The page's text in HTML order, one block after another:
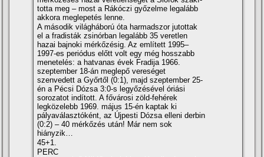
totta meg – most a Rákóczi győzelme legalább
akkora meglepetés lenne.
A második világháború óta harmadszor jutottak
el a fradisták zsinórban legalább 35 veretlen
hazai bajnoki mérkőzésig. Az emlí­tett 1995–
1997-es periódus előtt volt egy még hosszabb
menetelés: a hatvanas évek Fradija 1966.
szeptember 18-án meglepő vereséget
szenvedett a Győrtől (0:1), majd szeptember 25-
én a Pécsi Dózsa 3:0-s legyőzésével óriási
sorozatot indí­tott. A fővárosi zöld-fehérek
legközelebb 1969. május 15-én kaptak ki
pályaválasztóként, az Újpesti Dózsa elleni derbin
(0:2) – 40 mérkőzés után! Már nem sok
hiányzik…
45+1.
PERC